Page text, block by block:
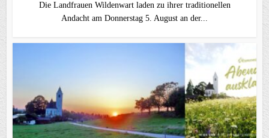
Die Landfrauen Wildenwart laden zu ihrer traditionellen
Andacht am Donnerstag 5. August an der...